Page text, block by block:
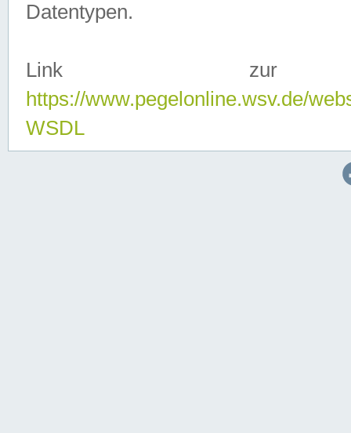
Datentypen.
Link zur
https://www.pegelonline.wsv.de/
WSDL